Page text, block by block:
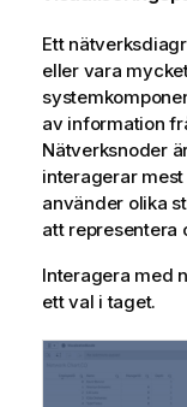
Ett
eller vara
av information
Nätverksnoder
interagerar
använder olika
att representera
Interagera med
ett val i taget.